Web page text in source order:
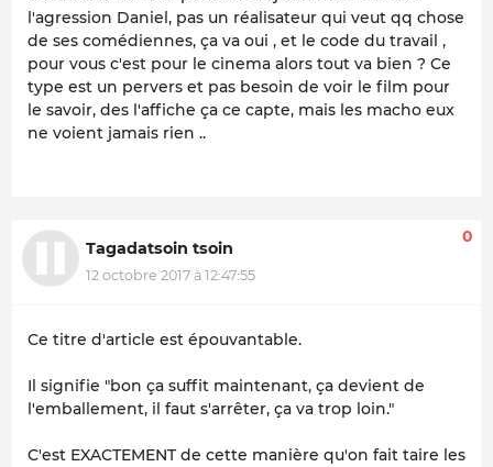
l'agression Daniel, pas un réalisateur qui veut qq chose
de ses comédiennes, ça va oui , et le code du travail ,
pour vous c'est pour le cinema alors tout va bien ? Ce
type est un pervers et pas besoin de voir le film pour
le savoir, des l'affiche ça ce capte, mais les macho eux
ne voient jamais rien ..
Tagadatsoin tsoin
12 octobre 2017 à 12:47:55
0
Ce titre d'article est épouvantable.
Il signifie "bon ça suffit maintenant, ça devient de
l'emballement, il faut s'arrêter, ça va trop loin."
C'est EXACTEMENT de cette manière qu'on fait taire les